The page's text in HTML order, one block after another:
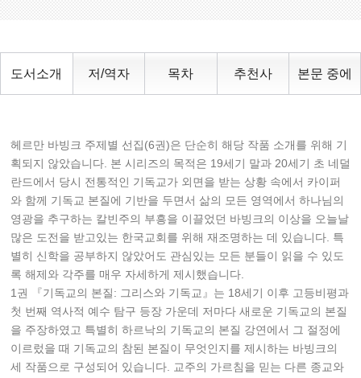
도서소개 저/역자 목차 추천사 본문 중에
헤르만 바빙크 주제별 선집(6권)은 단순히 해당 작품 소개를 위해 기
획되지 않았습니다. 본 시리즈의 목적은 19세기 말과 20세기 초 네덜
란드에서 당시 전통적인 기독교가 외면을 받는 상황 속에서 카이퍼
와 함께 기독교 본질에 기반을 두면서 삶의 모든 영역에서 하나님의
영광을 추구하는 칼빈주의 부흥을 이끌었던 바빙크의 이상을 오늘날
많은 도전을 받고있는 한국교회를 위해 재조명하는 데 있습니다. 특
별히 신학을 공부하지 않았어도 관심있는 모든 분들이 읽을 수 있도
록 해제와 각주를 매우 자세하게 제시했습니다.
1권 『기독교의 본질: 그리스와 기독교』는 18세기 이후 고등비평과
첫 번째 역사적 예수 탐구 등장 가운데 저마다 새로운 기독교의 본질
을 주장하였고 특별히 하르낙의 기독교의 본질 강연에서 그 절정에
이르렀을 때 기독교의 참된 본질이 무엇인지를 제시하는 바빙크의
세 작품으로 구성되어 있습니다. 교주의 가르침을 믿는 다른 종교와